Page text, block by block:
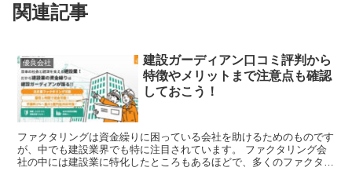
関連記事
優良会社
建設ガーディアン口コミ評判から
特徴やメリットまで注意点も確認
しておこう！
ファクタリングは資金繰りに困っている会社を助けるためのものです
が、中でも建設業界でも特に注目されています。 ファクタリング会
社の中には建設業に特化したところもあるほどで、多くのファクタリ